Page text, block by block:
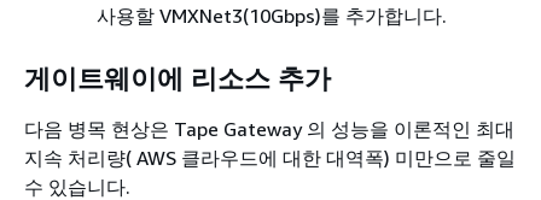
사용할 VMXNet3(10Gbps)를 추가합니다.
게이트웨이에 리소스 추가
다음 병목 현상은 Tape Gateway의 성능을 이론적인 최대
지속 처리량( AWS 클라우드에 대한 대역폭) 미만으로 줄일
수 있습니다.